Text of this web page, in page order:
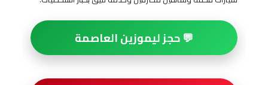
💬 حجز ليموزين العاصمة